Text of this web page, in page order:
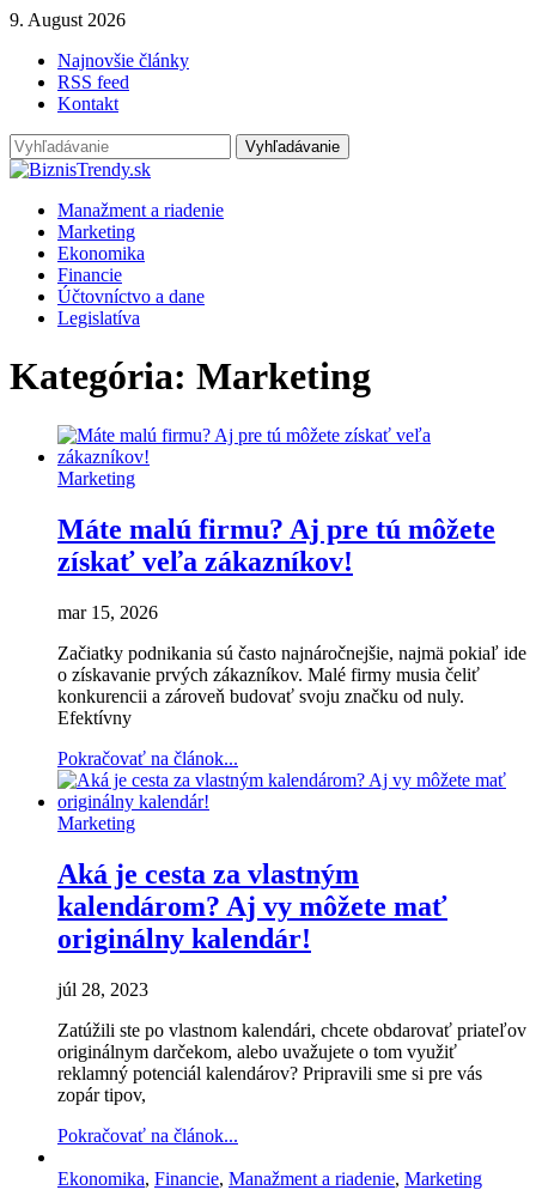
9. August 2026
Najnovšie články
RSS feed
Kontakt
Manažment a riadenie
Marketing
Ekonomika
Financie
Účtovníctvo a dane
Legislatíva
Kategória: Marketing
Marketing
Máte malú firmu? Aj pre tú môžete
získať veľa zákazníkov!
mar 15, 2026
Začiatky podnikania sú často najnáročnejšie, najmä pokiaľ ide
o získavanie prvých zákazníkov. Malé firmy musia čeliť
konkurencii a zároveň budovať svoju značku od nuly.
Efektívny
Pokračovať na článok...
Marketing
Aká je cesta za vlastným
kalendárom? Aj vy môžete mať
originálny kalendár!
júl 28, 2023
Zatúžili ste po vlastnom kalendári, chcete obdarovať priateľov
originálnym darčekom, alebo uvažujete o tom využiť
reklamný potenciál kalendárov? Pripravili sme si pre vás
zopár tipov,
Pokračovať na článok...
Ekonomika, Financie, Manažment a riadenie, Marketing